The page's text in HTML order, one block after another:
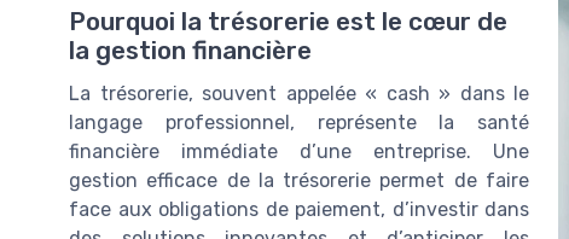
Pourquoi la trésorerie est le cœur de
la gestion financière
La trésorerie, souvent appelée « cash » dans le
langage professionnel, représente la santé
financière immédiate d’une entreprise. Une
gestion efficace de la trésorerie permet de faire
face aux obligations de paiement, d’investir dans